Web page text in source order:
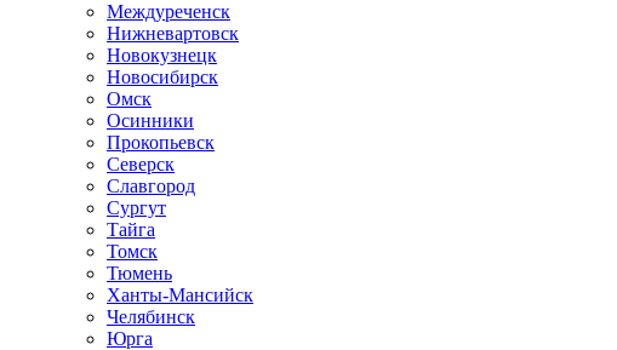
Междуреченск
Нижневартовск
Новокузнецк
Новосибирск
Омск
Осинники
Прокопьевск
Северск
Славгород
Сургут
Тайга
Томск
Тюмень
Ханты-Мансийск
Челябинск
Юрга